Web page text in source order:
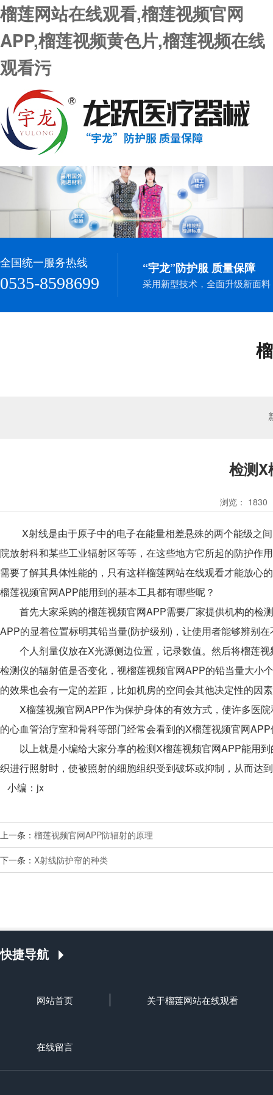
榴莲网站在线观看,榴莲视频官网
APP,榴莲视频黄色片,榴莲视频在线
观看污
全国统一服务热线
0535-8598699
“宇龙”防护服 质量保障
采用新型技术，全面升级新面
检测X
浏览： 1830
X射线是由于原子中的电子在能量相差悬殊的两个能级之间
院放射科和某些工业辐射区等等，在这些地方它所起的防护作
需要了解其具体性能的，只有这样榴莲网站在线观看才能放
榴莲视频官网APP能用到的基本工具都有哪些呢？
首先大家采购的榴莲视频官网APP需要厂家提供机构的检
APP的显着位置标明其铅当量(防护级别)，让使用者能够辨别
个人剂量仪放在X光源侧边位置，记录数值。然后将榴莲视
检测仪的辐射值是否变化，视榴莲视频官网APP的铅当量大小
的效果也会有一定的差距，比如机房的空间会其他决定性的因
X榴莲视频官网APP作为保护身体的有效方式，使许多医院
的心血管治疗室和骨科等部门经常会看到的X榴莲视频官网
以上就是小编给大家分享的检测X榴莲视频官网APP能用到
织进行照射时，使被照射的细胞组织受到破坏或抑制，从而达
小编：jx
上一条： 榴莲视频官网APP防辐射的原理
下一条： X射线防护帘的种类
快捷导航
网站首页 关于榴莲网站在线观看
在线留言